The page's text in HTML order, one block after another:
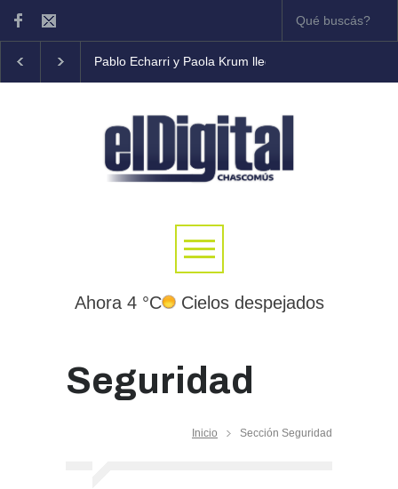
Pablo Echarri y Paola Krum llegan al Teatro
Ahora 4 °C Cielos despejados
Seguridad
Inicio Sección Seguridad